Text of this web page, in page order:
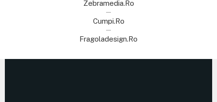
Zebramedia.ro
Cumpi.ro
Fragoladesign.ro